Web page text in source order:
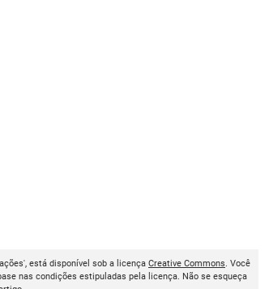
está disponível sob a licença Creative Commons. Você
nas condições estipuladas pela licença. Não se esqueça